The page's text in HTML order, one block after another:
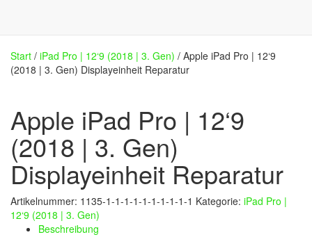
Start / iPad Pro | 12‘9 (2018 | 3. Gen) / Apple iPad Pro | 12‘9
(2018 | 3. Gen) Displayeinheit Reparatur
Apple iPad Pro | 12‘9
(2018 | 3. Gen)
Displayeinheit Reparatur
Artikelnummer: 1135-1-1-1-1-1-1-1-1-1-1 Kategorie: iPad Pro |
12‘9 (2018 | 3. Gen)
Beschreibung